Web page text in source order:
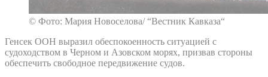
© Фото: Мария Новоселова/ “Вестник Кавказа“
Генсек ООН выразил обеспокоенность ситуацией с
судоходством в Черном и Азовском морях, призвав стороны
обеспечить свободное передвижение судов.